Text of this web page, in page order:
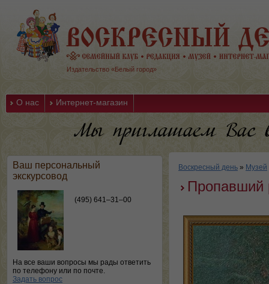
Издательство «Белый город»
О нас Интернет-магазин
Ваш персональный
экскурсовод
(495) 641–31–00
На все ваши вопросы мы рады ответить
по телефону или по почте.
Задать вопрос
Воскресный день » Музей
Пропавший